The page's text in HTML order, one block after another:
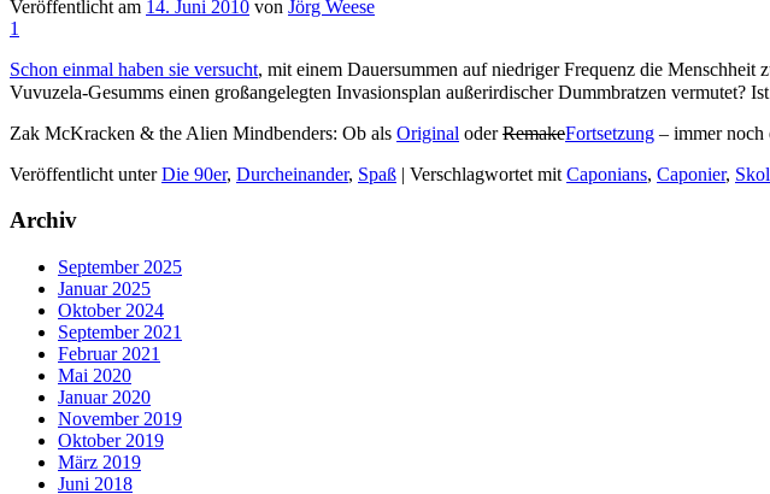
Veröffentlicht am 14. Juni 2010 von Jörg Weese
1
Schon einmal haben sie versucht, mit einem Dauersummen auf niedriger Frequenz die Menschheit
Vuvuzela-Gesumms einen großangelegten Invasionsplan außerirdischer Dummbratzen vermutet?
Zak McKracken & the Alien Mindbenders: Ob als Original oderRemakeFortsetzung – immer noch
Veröffentlicht unter Die 90er, Durcheinander, Spaß | Verschlagwortet mit Caponians, Caponier,
Archiv
September 2025
Januar 2025
Oktober 2024
September 2021
Februar 2021
Mai 2020
Januar 2020
November 2019
Oktober 2019
März 2019
Juni 2018